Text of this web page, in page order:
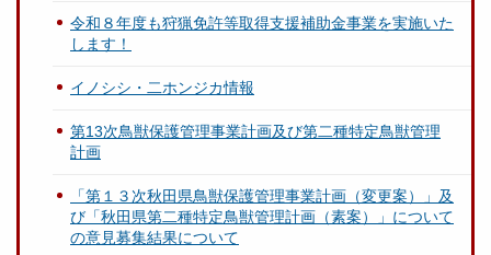
令和８年度も狩猟免許等取得支援補助金事業を実施いた
します！
イノシシ・二ホンジカ情報
第13次鳥獣保護管理事業計画及び第二種特定鳥獣管理
計画
「第１３次秋田県鳥獣保護管理事業計画（変更案）」及
び「秋田県第二種特定鳥獣管理計画（素案）」について
の意見募集結果について